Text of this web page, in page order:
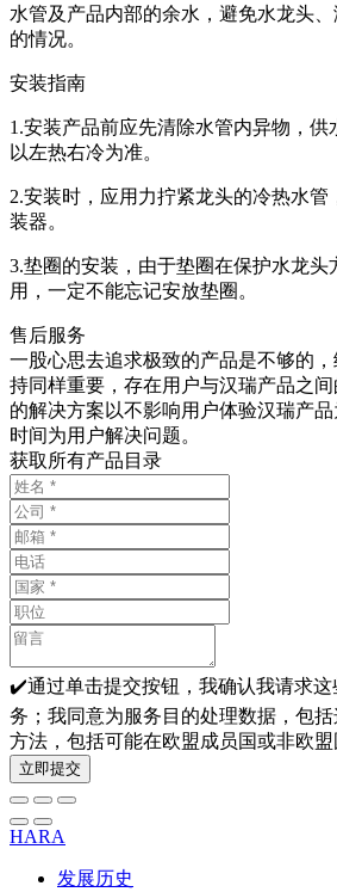
水管及产品内部的余水，避免水龙头
的情况。
安装指南
1.安装产品前应先清除水管内异物，供
以左热右冷为准。
2.安装时，应用力拧紧龙头的冷热水管
装器。
3.垫圈的安装，由于垫圈在保护水龙头
用，一定不能忘记安放垫圈。
售后服务
一股心思去追求极致的产品是不够的
持同样重要，存在用户与汉瑞产品之
的解决方案以不影响用户体验汉瑞产
时间为用户解决问题。
获取所有产品目录
✔️通过单击提交按钮，我确认我请求这
务；我同意为服务目的处理数据，包
方法，包括可能在欧盟成员国或非欧盟
立即提交
HARA
发展历史